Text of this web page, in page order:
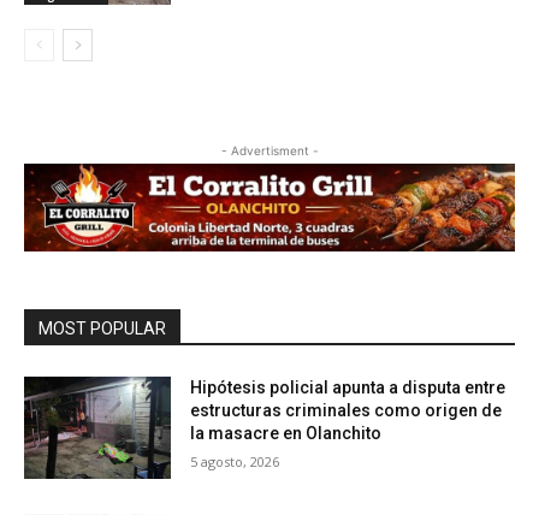
- Advertisment -
MOST POPULAR
Hipótesis policial apunta a disputa entre
estructuras criminales como origen de
la masacre en Olanchito
5 agosto, 2026